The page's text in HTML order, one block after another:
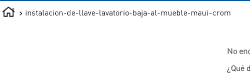
instalacion-de-llave-lavatorio-baja-al-mueble-maui-crom
No
¿Qué
3